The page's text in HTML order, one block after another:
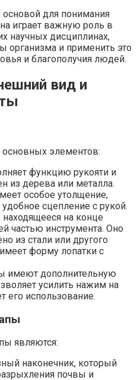
основой для понимания
играет важную роль в
научных дисциплинах,
организма и применить это
и благополучия людей.
вид и
основных элементов:
функцию рукояти и
из дерева или металла.
особое утолщение,
сцепление с рукой.
на конце
частью инструмента. Оно
из стали или другого
форму лопатки с
имеют дополнительную
усилить нажим на
его использование.
являются:
наконечник, который
почвы и